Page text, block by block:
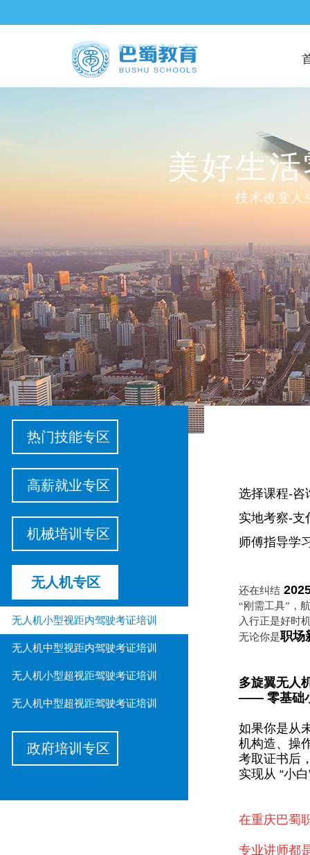
美好生
技术改变人
热门技能专区
高薪就业专区
机械培训专区
无人机专区
无人机小型视距内驾驶考证培训
无人机中型视距内驾驶考证培训
无人机小型超视距驾驶考证培训
无人机中型超视距驾驶考证培训
政府培训专区
选择课程-咨
实地考察-支
师傅指导学
还在纠结
“刚需工具”，
入行正是好时
无论你是职场
多旋翼无人
—— 零基础
如果你是从
机构造、操
考取证书后
实现从 “小
在重庆巴蜀
专业讲师都